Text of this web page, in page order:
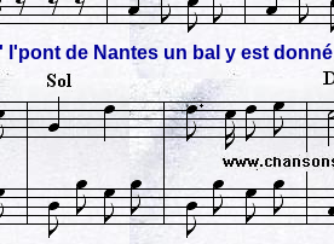
l'pont de Nantes un bal y est donné